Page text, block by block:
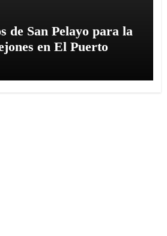
de San Pelayo para la
en El Puerto